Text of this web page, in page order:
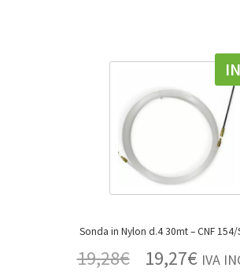
Sonda in Nylon d.4 30mt
19,28€ 19,27€ IVA